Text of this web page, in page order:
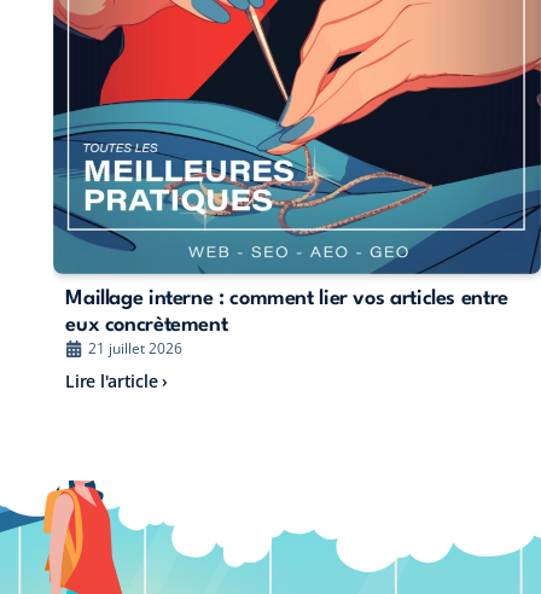
Maillage interne : comment lier vos articles entre
eux concrètement
21 juillet 2026
Lire l'article ›